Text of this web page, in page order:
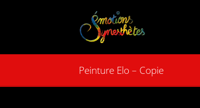
Peinture Elo – Copie